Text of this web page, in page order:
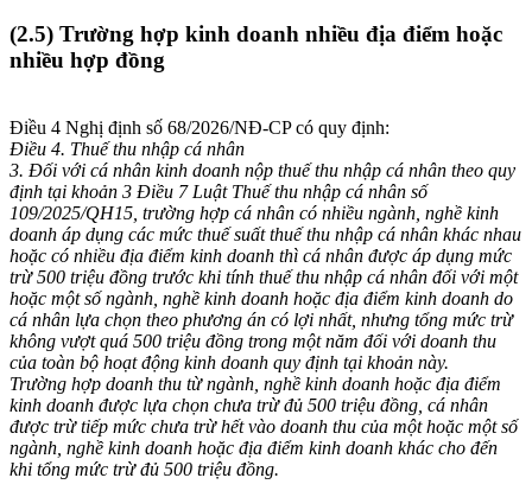
(2.5) Trường hợp kinh doanh nhiều địa điểm hoặc
nhiều hợp đồng
Điều 4 Nghị định số 68/2026/NĐ-CP có quy định:
Điều 4. Thuế thu nhập cá nhân
3. Đối với cá nhân kinh doanh nộp thuế thu nhập cá nhân theo quy
định tại khoản 3 Điều 7 Luật Thuế thu nhập cá nhân số
109/2025/QH15, trường hợp cá nhân có nhiều ngành, nghề kinh
doanh áp dụng các mức thuế suất thuế thu nhập cá nhân khác nhau
hoặc có nhiều địa điểm kinh doanh thì cá nhân được áp dụng mức
trừ 500 triệu đồng trước khi tính thuế thu nhập cá nhân đối với một
hoặc một số ngành, nghề kinh doanh hoặc địa điểm kinh doanh do
cá nhân lựa chọn theo phương án có lợi nhất, nhưng tổng mức trừ
không vượt quá 500 triệu đồng trong một năm đối với doanh thu
của toàn bộ hoạt động kinh doanh quy định tại khoản này.
Trường hợp doanh thu từ ngành, nghề kinh doanh hoặc địa điểm
kinh doanh được lựa chọn chưa trừ đủ 500 triệu đồng, cá nhân
được trừ tiếp mức chưa trừ hết vào doanh thu của một hoặc một số
ngành, nghề kinh doanh hoặc địa điểm kinh doanh khác cho đến
khi tổng mức trừ đủ 500 triệu đồng.